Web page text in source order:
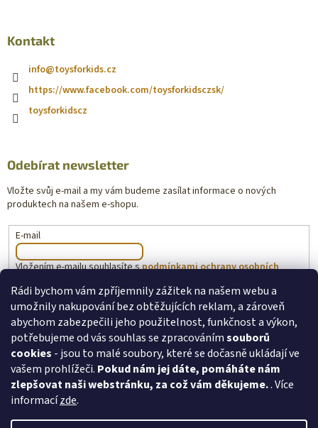
Rádi bychom vám zpříjemnily zážitek na našem webu a
umožnily nakupování bez obtěžujících reklam, a zároveň
abychom zabezpečili jeho použitelnost, funkčnost a výkon,
potřebujeme od vás souhlas se zpracovánímsouborů
cookies - jsou to malé soubory, které se dočasně ukládají ve
vašem prohlížeči. Pokud nám jej dáte, pomáháte nám
zlepšovat naši webstránku, za což vám děkujeme.. Více
informacízde.
Kontakt
info@toysforkids.cz
https://www.facebook.com/toysforkidsczsk/
toysforkidscz
Odebírat newsletter
Vložte svůj e-mail a my vám budeme zasílat informace o nových
produktech na našem e-shopu.
E-mail
Vložením e-mailu souhlasíte spodmínkami ochrany osobních
PŘIHLÁSIT SE
toysforkids.cz Ochrana osobních údajů